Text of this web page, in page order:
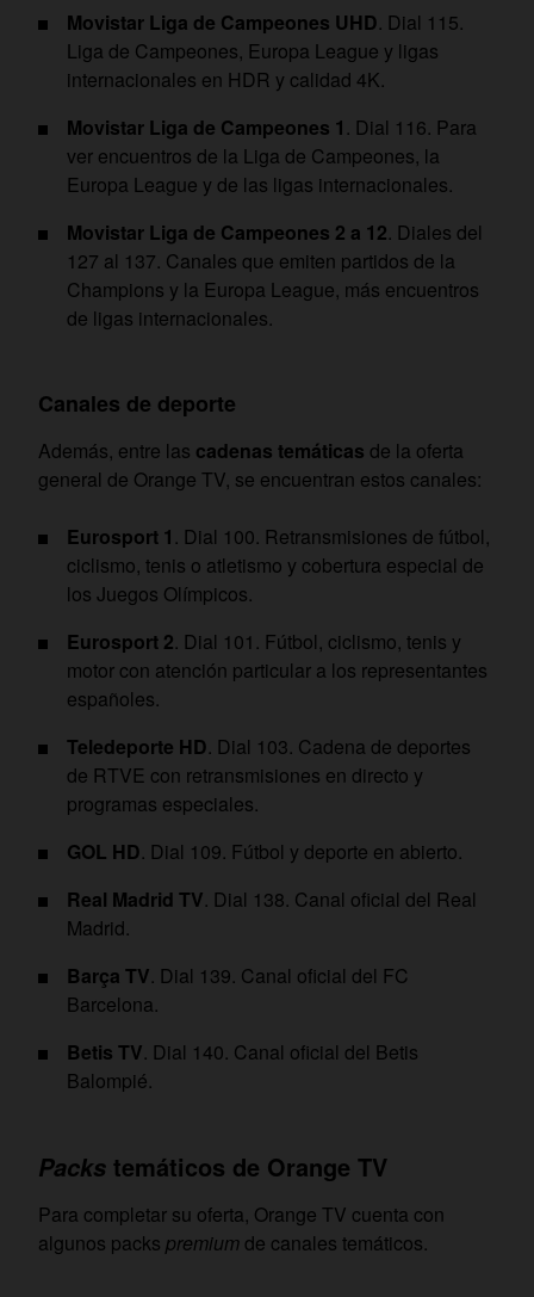
Movistar Liga de Campeones UHD. Dial 115.
Liga de Campeones, Europa League y ligas
internacionales en HDR y calidad 4K.
Movistar Liga de Campeones 1 . Dial 116. Para
ver encuentros de la Liga de Campeones, la
Europa League y de las ligas internacionales.
Movistar Liga de Campeones 2 a 12. Diales del
127 al 137. Canales que emiten partidos de la
Champions y la Europa League, más encuentros
de ligas internacionales.
Canales de deporte
Además, entre las cadenas temáticas de la oferta
general de Orange TV, se encuentran estos canales:
Eurosport 1 . Dial 100. Retransmisiones de fútbol,
ciclismo, tenis o atletismo y cobertura especial de
los Juegos Olímpicos.
Eurosport 2. Dial 101. Fútbol, ciclismo, tenis y
motor con atención particular a los representantes
españoles.
Teledeporte HD. Dial 103. Cadena de deportes
de RTVE con retransmisiones en directo y
programas especiales.
GOL HD. Dial 109. Fútbol y deporte en abierto.
Real Madrid TV. Dial 138. Canal oficial del Real
Madrid.
Barça TV. Dial 139. Canal oficial del FC
Barcelona.
Betis TV. Dial 140. Canal oficial del Betis
Balompié.
Packs temáticos de Orange TV
Para completar su oferta, Orange TV cuenta con
algunos packs premium de canales temáticos.